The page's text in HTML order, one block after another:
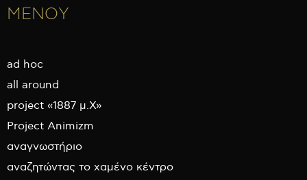
ΜΕΝΟΥ
ad hoc
all around
project «1887 μ.Χ»
Project Animizm
αναγνωστήριο
αναζητώντας το χαμένο κέντρο